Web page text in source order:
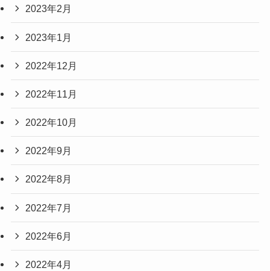
2023年2月
2023年1月
2022年12月
2022年11月
2022年10月
2022年9月
2022年8月
2022年7月
2022年6月
2022年4月